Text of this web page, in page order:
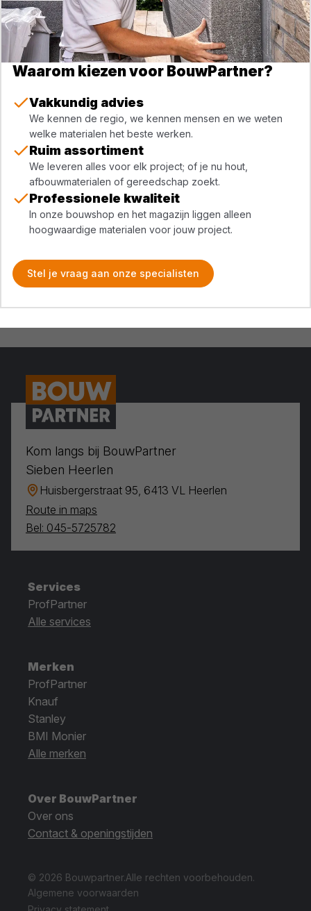
Waarom kiezen voor BouwPartner?
Vakkundig advies
We kennen de regio, we kennen mensen en we weten
welke materialen het beste werken.
Ruim assortiment
We leveren alles voor elk project; of je nu hout,
afbouwmaterialen of gereedschap zoekt.
Professionele kwaliteit
In onze bouwshop en het magazijn liggen alleen
hoogwaardige materialen voor jouw project.
Stel je vraag aan onze specialisten
Kom langs bij BouwPartner
Sieben Heerlen
Huisbergerstraat 95, 6413 VL Heerlen
Route in maps
Bel: 045-5725782
Services
ProfPartner
Alle services
Merken
ProfPartner
Knauf
Stanley
BMI Monier
Alle merken
Over BouwPartner
Over ons
Contact & openingstijden
© 2026 Bouwpartner.Alle rechten voorbehouden.
Algemene voorwaarden